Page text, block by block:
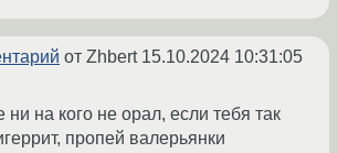
от Zhbert 15.10.2024 10:31:05
ни на кого не орал, если тебя так
пропей валерьянки